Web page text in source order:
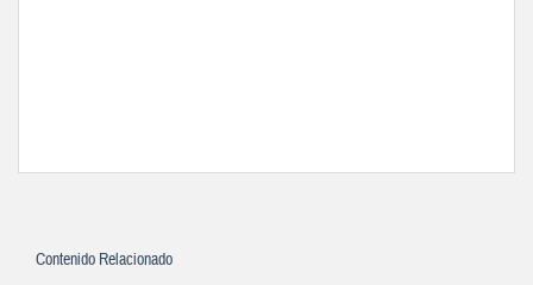
Contenido Relacionado